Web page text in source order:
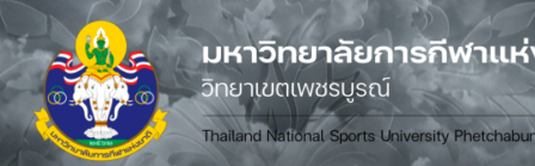
Skip
to
content